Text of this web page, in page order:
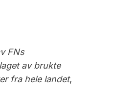
FNs
av brukte
fra hele landet,